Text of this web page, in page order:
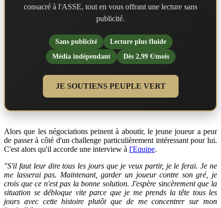
consacré à l'ASSE, tout en vous offrant une lecture sans
publicité.
Sans publicité
Lecture plus fluide
Média indépendant
Dès 2,99 €/mois
JE SOUTIENS PEUPLE VERT
Alors que les négociations peinent à aboutir, le jeune joueur a peur
de passer à côté d'un challenge particulièrement intéressant pour lui.
C'est alors qu'il accorde une interview à l'Equipe.
"S'il faut leur dire tous les jours que je veux partir, je le ferai. Je ne
me lasserai pas. Maintenant, garder un joueur contre son gré, je
crois que ce n'est pas la bonne solution. J'espère sincèrement que la
situation se débloque vite parce que je me prends la tête tous les
jours avec cette histoire plutôt que de me concentrer sur mon